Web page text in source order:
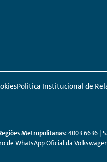
Politica Institucional de
Metropolitanas: 4003 6636 |
de WhatsApp Oficial da